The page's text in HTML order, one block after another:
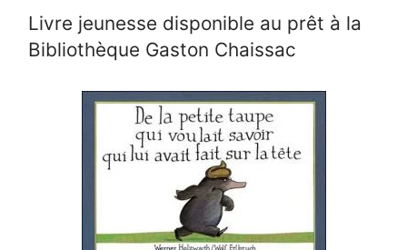
Livre jeunesse disponible au prêt à la
Bibliothèque Gaston Chaissac